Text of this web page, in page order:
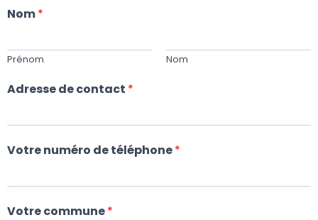
Nom*
Prénom Nom
Adresse de contact *
Votre numéro de téléphone*
Votre commune*